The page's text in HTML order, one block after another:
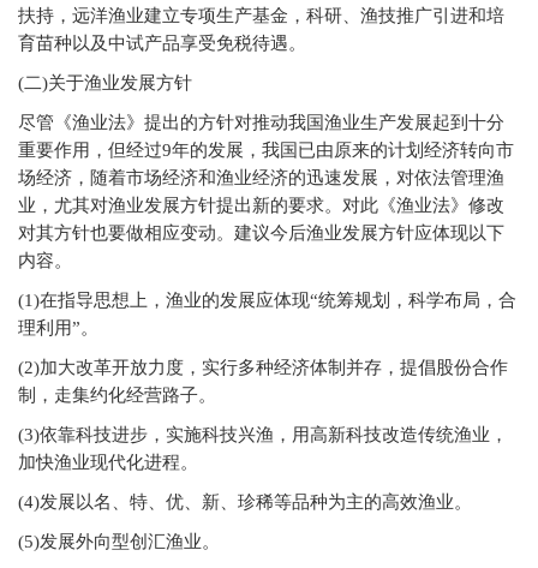
扶持，远洋渔业建立专项生产基金，科研、渔技推广引进和培
育苗种以及中试产品享受免税待遇。
(二)关于渔业发展方针
尽管《渔业法》提出的方针对推动我国渔业生产发展起到十分
重要作用，但经过9年的发展，我国已由原来的计划经济转向市
场经济，随着市场经济和渔业经济的迅速发展，对依法管理渔
业，尤其对渔业发展方针提出新的要求。对此《渔业法》修改
对其方针也要做相应变动。建议今后渔业发展方针应体现以下
内容。
(1)在指导思想上，渔业的发展应体现“统筹规划，科学布局，合
理利用”。
(2)加大改革开放力度，实行多种经济体制并存，提倡股份合作
制，走集约化经营路子。
(3)依靠科技进步，实施科技兴渔，用高新科技改造传统渔业，
加快渔业现代化进程。
(4)发展以名、特、优、新、珍稀等品种为主的高效渔业。
(5)发展外向型创汇渔业。